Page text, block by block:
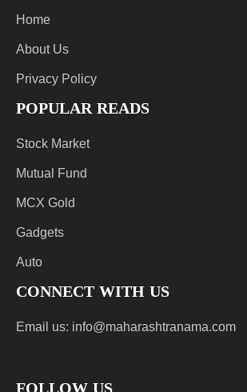
Home
About Us
Privacy Policy
POPULAR READS
Stock Market
Mutual Fund
MCX Gold
Gadgets
Auto
CONNECT WITH US
Email us: info@maharashtranama.com